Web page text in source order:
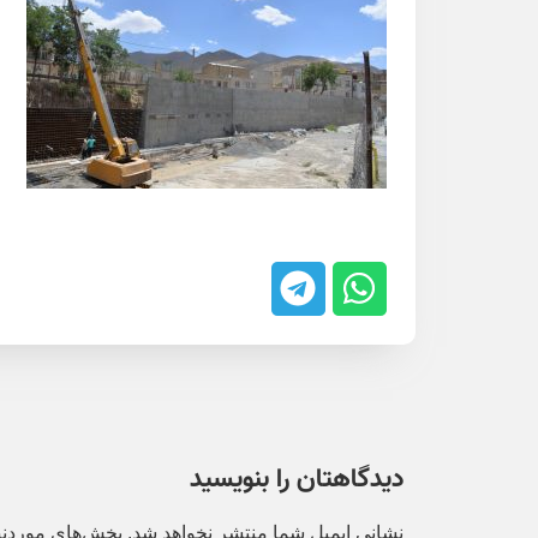
دیدگاهتان را بنویسید
نشانی ایمیل شما منتشر نخواهد شد. بخش‌های